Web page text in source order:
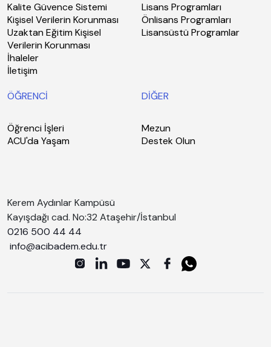
Kalite Güvence Sistemi
Kişisel Verilerin Korunması
Uzaktan Eğitim Kişisel
Verilerin Korunması
İhaleler
İletişim
Lisans Programları
Önlisans Programları
Lisansüstü Programlar
ÖĞRENCİ
Öğrenci İşleri
ACU'da Yaşam
DİĞER
Mezun
Destek Olun
Kerem Aydınlar Kampüsü
Kayışdağı cad. No:32 Ataşehir/İstanbul
0216 500 44 44
info@acibadem.edu.tr